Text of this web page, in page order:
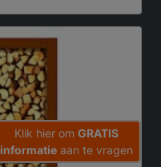
Klik hier om GRATIS
informatie aan te vragen